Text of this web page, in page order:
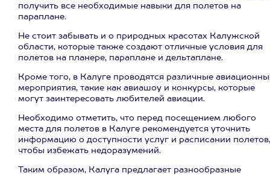
получить все необходимые навыки для полетов на
параплане.
Не стоит забывать и о природных красотах Калужской
области, которые также создают отличные условия для
полетов на планере, параплане и дельтаплане.
Кроме того, в Калуге проводятся различные
мероприятия, такие как авиашоу и конкурсы, которые
могут заинтересовать любителей авиации.
Необходимо отметить, что перед посещением любого
места для полетов в Калуге рекомендуется уточнить
информацию о доступности услуг и расписании полетов,
чтобы избежать недоразумений.
Таким образом, Калуга предлагает разнообразные